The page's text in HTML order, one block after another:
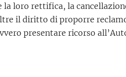
loro rettifica, la
il diritto di proporre
presentare ricorso